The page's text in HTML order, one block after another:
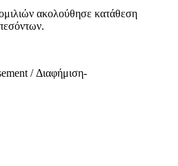
ακολούθησε κατάθεση
/ Διαφήμιση-